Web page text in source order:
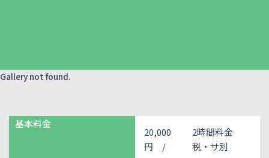
Gallery not found.
基本料金
20,000
円 /
2時間料金
税・サ別